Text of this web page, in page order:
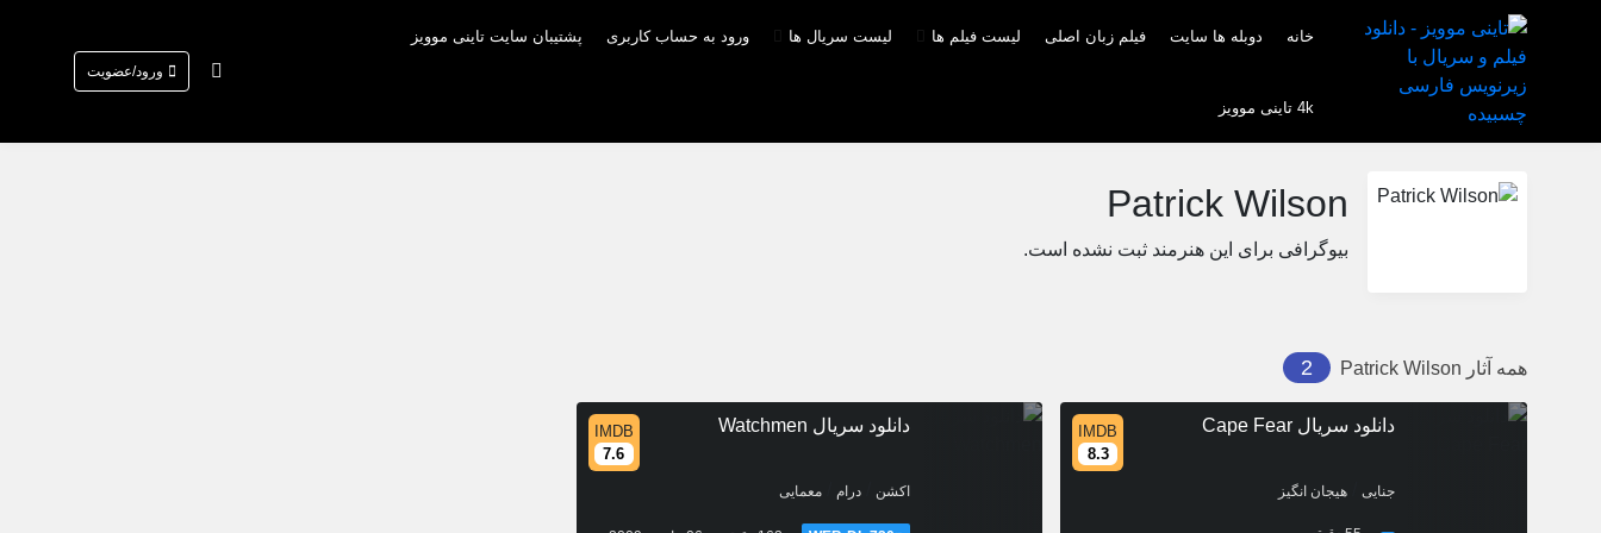
خانه دوبله ها سایت فیلم زبان اصلی لیست فیلم ها لیست سریال ها ورود به حساب کاربری پشتیبان سایت تاینی موویز
4k تاینی موویز
ورود/عضویت
Patrick Wilson
بیوگرافی برای این هنرمند ثبت نشده است.
همه آثار Patrick Wilson
2
دانلود سریال Cape Fear
IMDB
8.3
جنایی هیجان انگیز
دانلود سریال Watchmen
IMDB
7.6
اکشن درام معمایی